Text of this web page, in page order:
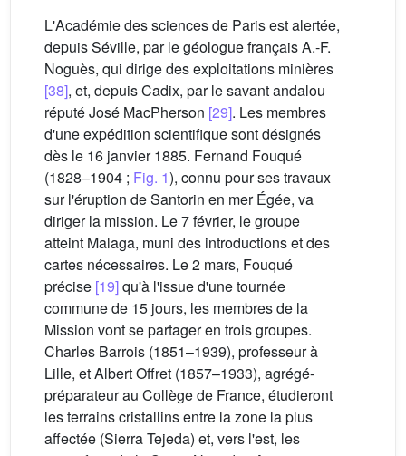
L'Académie des sciences de Paris est alertée,
depuis Séville, par le géologue français A.-F.
Noguès, qui dirige des exploitations minières
[38], et, depuis Cadix, par le savant andalou
réputé José MacPherson [29]. Les membres
d'une expédition scientifique sont désignés
dès le 16 janvier 1885. Fernand Fouqué
(1828–1904 ; Fig. 1), connu pour ses travaux
sur l'éruption de Santorin en mer Égée, va
diriger la mission. Le 7 février, le groupe
atteint Malaga, muni des introductions et des
cartes nécessaires. Le 2 mars, Fouqué
précise [19]qu'à l'issue d'une tournée
commune de 15 jours, les membres de la
Mission vont se partager en trois groupes.
Charles Barrois (1851–1939), professeur à
Lille, et Albert Offret (1857–1933), agrégé-
préparateur au Collège de France, étudieront
les terrains cristallins entre la zone la plus
affectée (Sierra Tejeda) et, vers l'est, les